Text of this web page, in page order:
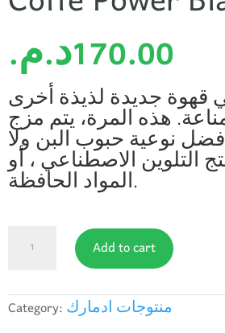
170.00د.م.
قهوة جديدة لذيذة أخرى
هذه المرة، يتم مزج
نوعية حبوب البن ولا
التلوين الاصطناعي ، أو
المواد الحافظة.
Power
quantity
Add to cart
Category:منتوجات ادمارك